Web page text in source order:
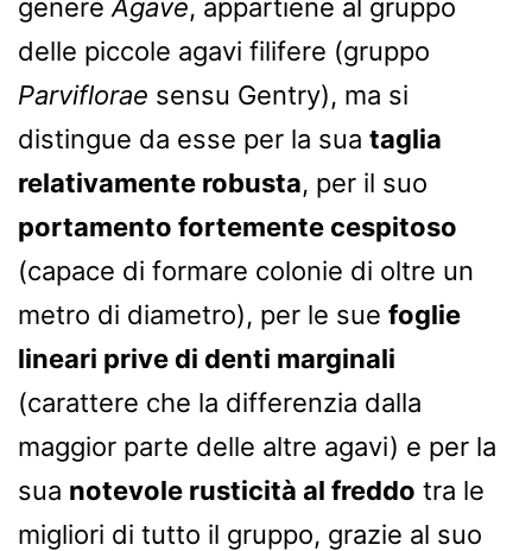
genere Agave, appartiene al gruppo
delle piccole agavi filifere (gruppo
Parviflorae sensu Gentry), ma si
distingue da esse per la sua taglia
relativamente robusta, per il suo
portamento fortemente cespitoso
(capace di formare colonie di oltre un
metro di diametro), per le sue foglie
lineari prive di denti marginali
(carattere che la differenzia dalla
maggior parte delle altre agavi) e per la
sua notevole rusticità al freddo tra le
migliori di tutto il gruppo, grazie al suo